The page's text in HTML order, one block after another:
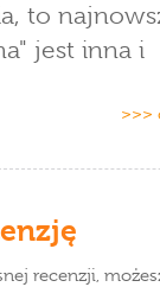
to
jest inna i
>>>
recenzji,